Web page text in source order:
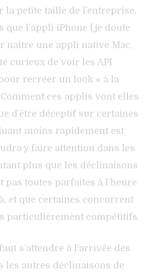
petite taille de l’entreprise.
que l’appli iPhone (je doute
naître une appli native Mac,
curieux de voir les API
recréer un look « à la
ces applis vont elles
d’être déceptif sur certaines
moins rapidement est
y faire attention dans les
plus que les déclinaisons
pas toutes parfaites à l’heure
et que certaines concurrent
particulièrement compétitifs.
s’attendre à l’arrivée des
les autres déclinaisons de